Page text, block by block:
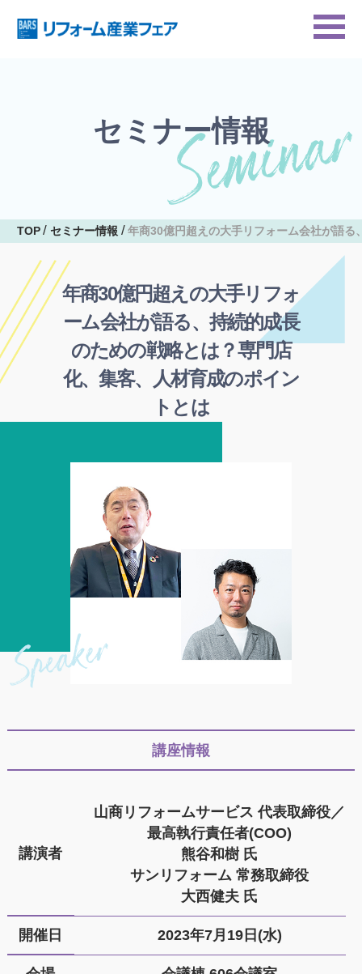
セミナー情報
TOP セミナー情報 年商30億円超えの大手リフォーム会社が語
年商30億円超えの大手リフォ
ーム会社が語る、持続的成長
のための戦略とは？専門店
化、集客、人材育成のポイン
トとは
講座情報
講演者
山商リフォームサービス 代表取締役／
最高執行責任者(COO)
熊谷和樹 氏
サンリフォーム 常務取締役
大西健夫 氏
開催日 2023年7月19日(水)